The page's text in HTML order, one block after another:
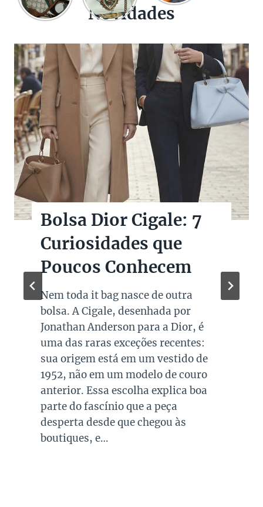
Novidades
Bolsas Pretas de
Marcas de Luxo na
Super Sale dos Pais
Quando falamos de cores de bolsas,
os modelos em preto são os mais
queridos e tradicionais, estando
presente no guarda roupa de quase
todas as mulheres. Esta é uma cor
versátil, clássica e atemporal e
investir em peças neste tom garante
combinações para quase todo look
que usamos, sejam eles para
ocasiões casuais ou mais…